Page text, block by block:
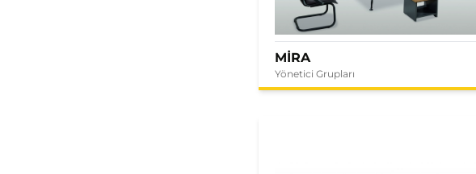
MİRA
Yönetici Grupları